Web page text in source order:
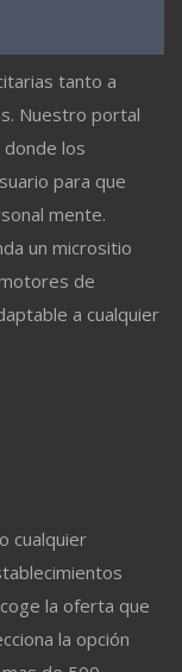
tanto a
Nuestro portal
los
para que
mente.
un micrositio
de
a cualquier
cualquier
la oferta que
la opción